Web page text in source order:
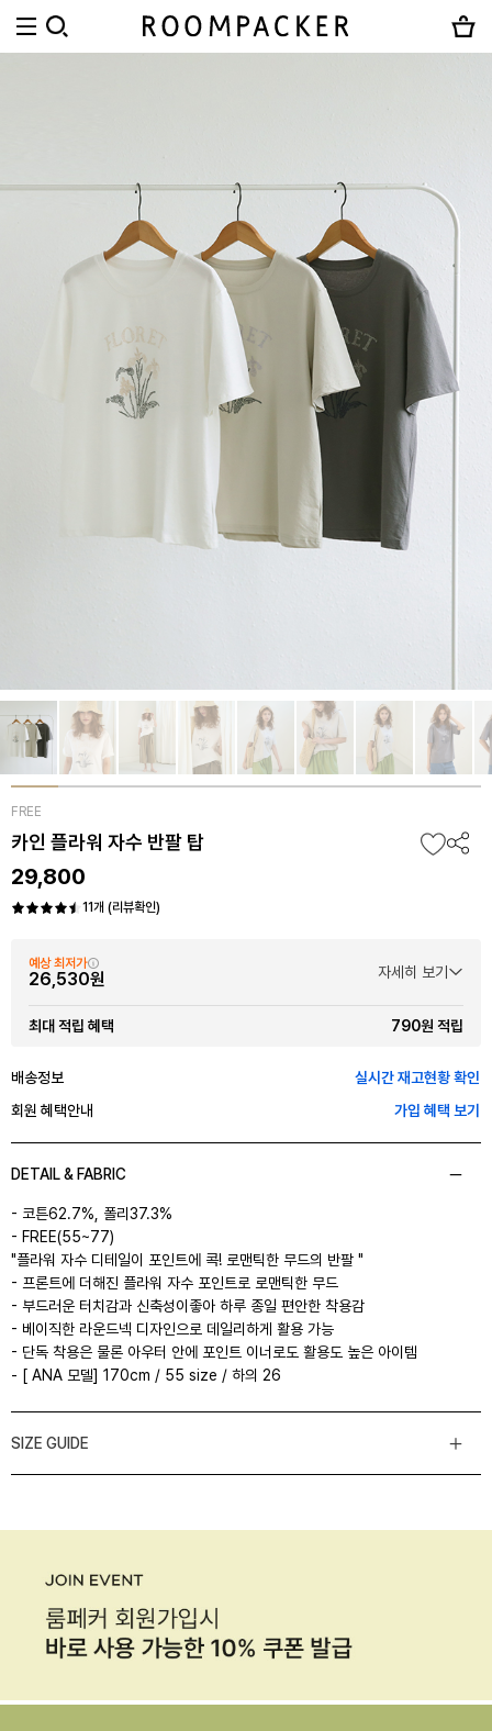
FREE
카인 플라워 자수 반팔 탑
29,800
11개 (리뷰확인)
예상 최저가
26,530원 자세히 보기
최대 적립 혜택 790원 적립
배송정보
실시간 재고현황 확인
회원 혜택안내
가입 혜택 보기
DETAIL & FABRIC
- 코튼62.7%, 폴리37.3%
- FREE(55~77)
"플라워 자수 디테일이 포인트에 콕! 로맨틱한 무드의 반팔 "
- 프론트에 더해진 플라워 자수 포인트로 로맨틱한 무드
- 부드러운 터치감과 신축성이좋아 하루 종일 편안한 착용감
- 베이직한 라운드넥 디자인으로 데일리하게 활용 가능
- 단독 착용은 물론 아우터 안에 포인트 이너로도 활용도 높은 아이템
- [ ANA 모델] 170cm / 55 size / 하의 26
SIZE GUIDE